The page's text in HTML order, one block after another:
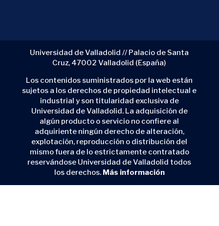
Universidad de Valladolid // Palacio de Santa
Cruz, 47002 Valladolid (España)
Los contenidos suministrados por la web están
sujetos a los derechos de propiedad intelectual e
industrial y son titularidad exclusiva de
Universidad de Valladolid. La adquisición de
algún producto o servicio no confiere al
adquiriente ningún derecho de alteración,
explotación, reproducción o distribución del
mismo fuera de lo estrictamente contratado
reservándose Universidad de Valladolid todos
los derechos. Más información